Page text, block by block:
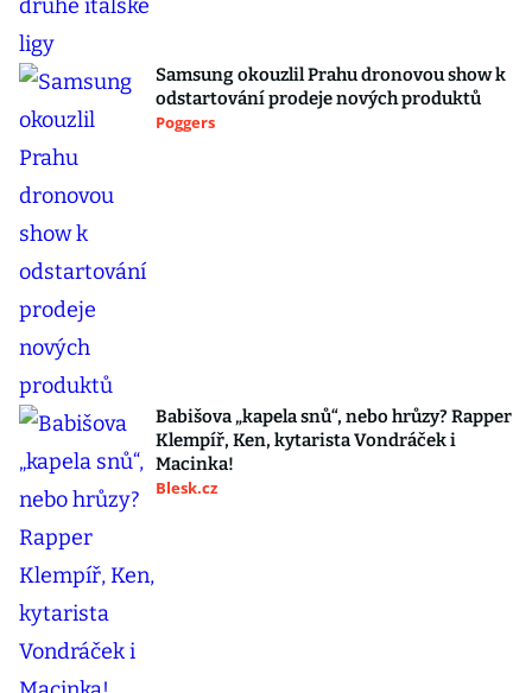
Samsung okouzlil Prahu dronovou show k
odstartování prodeje nových produktů
Poggers
Babišova „kapela snů“, nebo hrůzy? Rapper
Klempíř, Ken, kytarista Vondráček i
Macinka!
Blesk.cz